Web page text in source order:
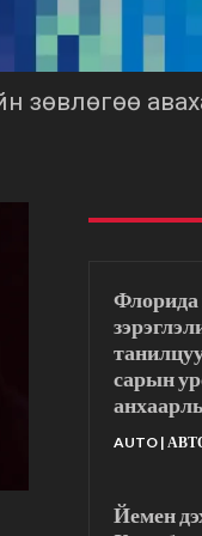
зөвлөгөө
Флорида
сарын
AUTO |
Йемен